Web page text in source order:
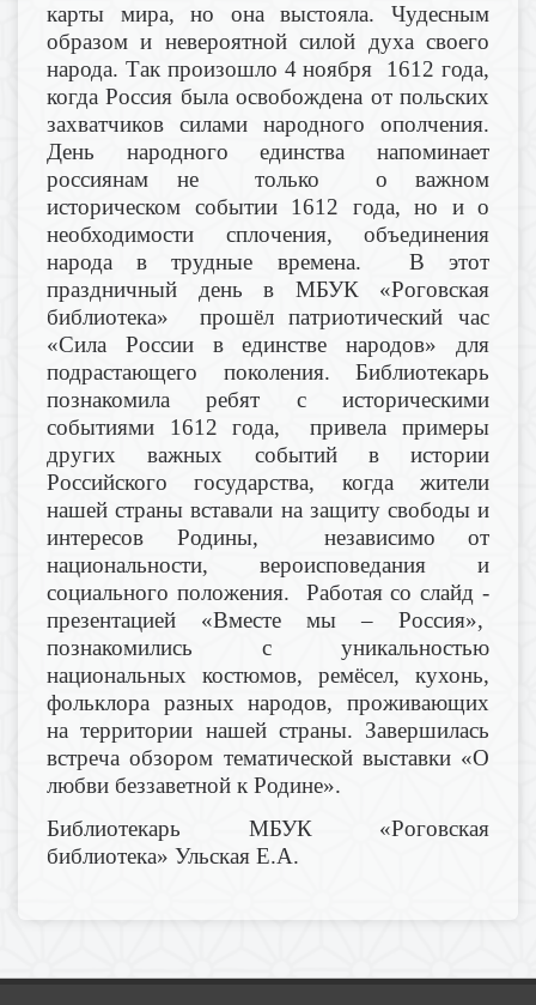
карты мира, но она выстояла. Чудесным
образом и невероятной силой духа своего
народа. Так произошло 4 ноября 1612 года,
когда Россия была освобождена от польских
захватчиков силами народного ополчения.
День народного единства напоминает
россиянам не только о важном
историческом событии 1612 года, но и о
необходимости сплочения, объединения
народа в трудные времена. В этот
праздничный день в МБУК «Роговская
библиотека» прошёл патриотический час
«Сила России в единстве народов» для
подрастающего поколения. Библиотекарь
познакомила ребят с историческими
событиями 1612 года, привела примеры
других важных событий в истории
Российского государства, когда жители
нашей страны вставали на защиту свободы и
интересов Родины, независимо от
национальности, вероисповедания и
социального положения. Работая со слайд -
презентацией «Вместе мы – Россия»,
познакомились с уникальностью
национальных костюмов, ремёсел, кухонь,
фольклора разных народов, проживающих
на территории нашей страны. Завершилась
встреча обзором тематической выставки «О
любви беззаветной к Родине».
Библиотекарь МБУК «Роговская
библиотека» Ульская Е.А.